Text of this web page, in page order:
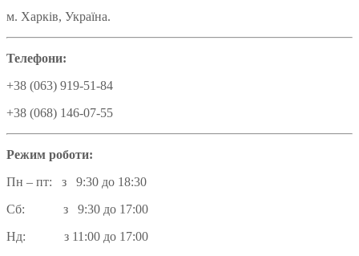
м. Харків, Україна.
Телефони:
+38 (063) 919-51-84
+38 (068) 146-07-55
Режим роботи:
Пн – пт: з 9:30 до 18:30
Сб: з 9:30 до 17:00
Нд: з 11:00 до 17:00